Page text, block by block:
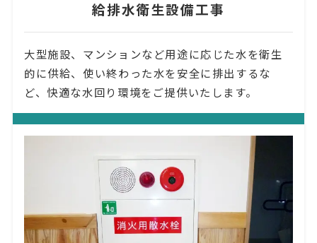
給排水衛生設備工事
大型施設、マンションなど用途に応じた水を衛生
的に供給、使い終わった水を安全に排出するな
ど、快適な水回り環境をご提供いたします。